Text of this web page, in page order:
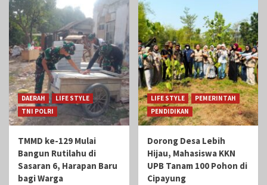
DAERAH
LIFE STYLE
TNI POLRI
TMMD ke-129 Mulai
Bangun Rutilahu di
Sasaran 6, Harapan Baru
bagi Warga
LIFE STYLE
PEMERINTAH
PENDIDIKAN
Dorong Desa Lebih
Hijau, Mahasiswa KKN
UPB Tanam 100 Pohon di
Cipayung